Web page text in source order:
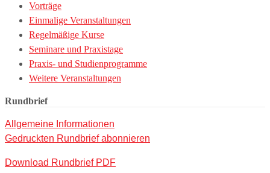
Vorträge
Einmalige Veranstaltungen
Regelmäßige Kurse
Seminare und Praxistage
Praxis- und Studienprogramme
Weitere Veranstaltungen
Rundbrief
Allgemeine Informationen
Gedruckten Rundbrief abonnieren
Download Rundbrief PDF